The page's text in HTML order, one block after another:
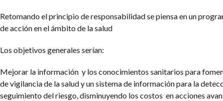
Retomando el principio de responsabilidad se piensa en un
de acción en el ámbito de la salud
Los objetivos generales serían:
Mejorar la información y los conocimientos sanitarios para
de vigilancia de la salud y un sistema de información para la
seguimiento del riesgo, disminuyendo los costos en acciones